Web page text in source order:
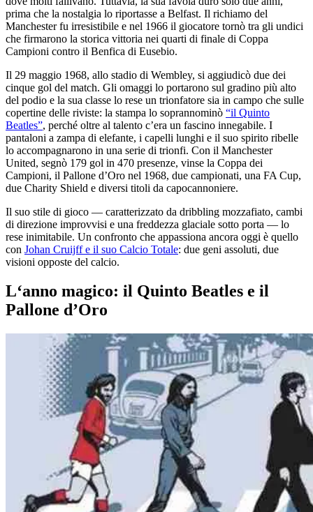
prima che la nostalgia lo riportasse a Belfast. Il richiamo del
Manchester fu irresistibile e nel 1966 il giocatore tornò tra gli undici
che firmarono la storica vittoria nei quarti di finale di Coppa
Campioni contro il Benfica di Eusebio.
Il 29 maggio 1968, allo stadio di Wembley, si aggiudicò due dei
cinque gol del match. Gli omaggi lo portarono sul gradino più alto
del podio e la sua classe lo rese un trionfatore sia in campo che sulle
copertine delle riviste: la stampa lo soprannominò “il Quinto
Beatles”, perché oltre al talento c’era un fascino innegabile. I
pantaloni a zampa di elefante, i capelli lunghi e il suo spirito ribelle
lo accompagnarono in una serie di trionfi. Con il Manchester
United, segnò 179 gol in 470 presenze, vinse la Coppa dei
Campioni, il Pallone d’Oro nel 1968, due campionati, una FA Cup,
due Charity Shield e diversi titoli da capocannoniere.
Il suo stile di gioco — caratterizzato da dribbling mozzafiato, cambi
di direzione improvvisi e una freddezza glaciale sotto porta — lo
rese inimitabile. Un confronto che appassiona ancora oggi è quello
con Johan Cruijff e il suo Calcio Totale: due geni assoluti, due
visioni opposte del calcio.
L‘anno magico: il Quinto Beatles e il
Pallone d’Oro